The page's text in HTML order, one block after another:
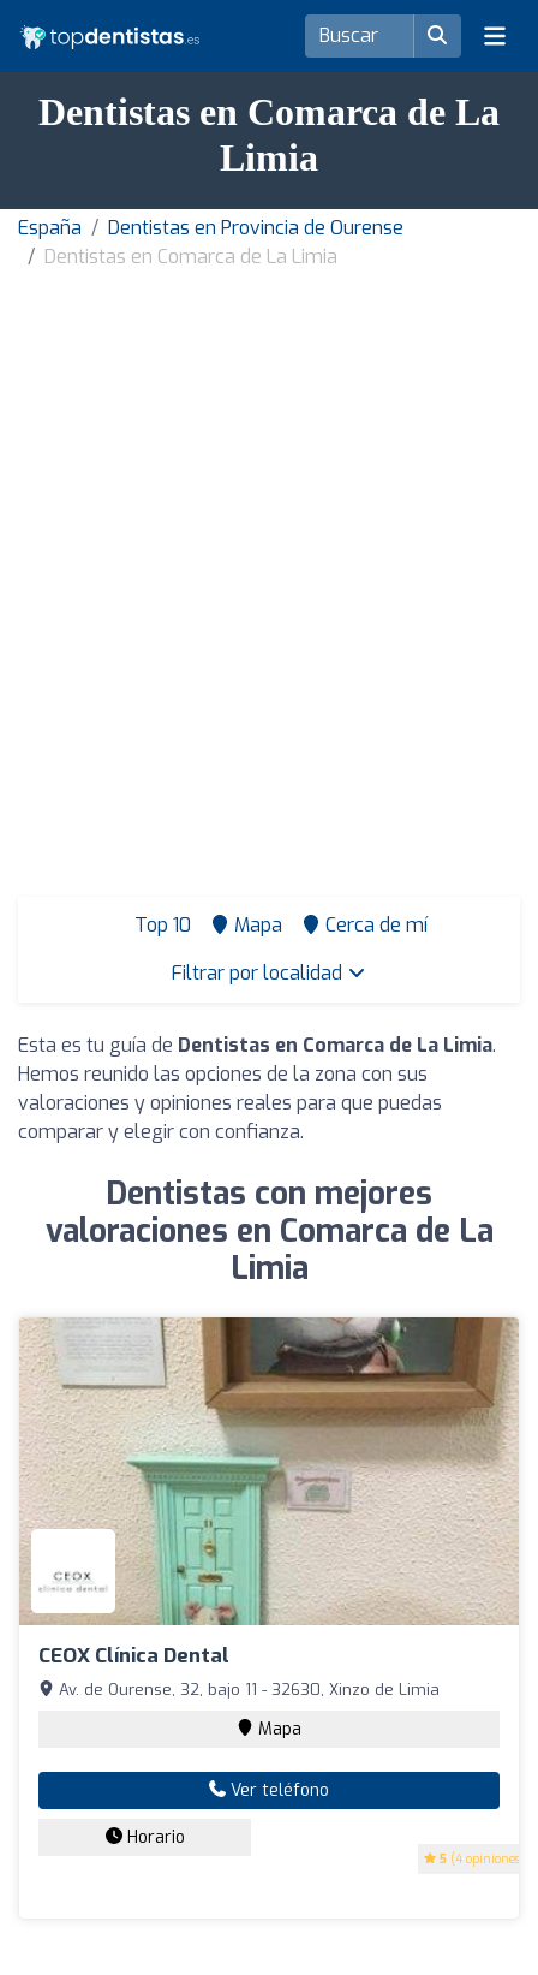
Dentistas en Comarca de La
Limia
España
Dentistas en Provincia de Ourense
Dentistas en Comarca de La Limia
Top 10 Mapa
Cerca de mí
Filtrar por localidad
Esta es tu guía de Dentistas en Comarca de La Limia.
Hemos reunido las opciones de la zona con sus
valoraciones y opiniones reales para que puedas
comparar y elegir con confianza.
Dentistas con mejores
valoraciones en Comarca de La
Limia
CEOX Clínica Dental
5 (4 opiniones)
Av. de Ourense, 32, bajo 11 - 32630, Xinzo de Limia
Mapa
Ver teléfono
Horario